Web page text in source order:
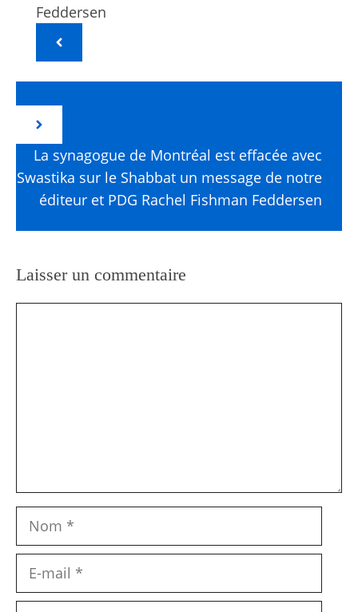
Feddersen
La synagogue de Montréal est effacée avec
Swastika sur le Shabbat un message de notre
éditeur et PDG Rachel Fishman Feddersen
Laisser un commentaire
Nom